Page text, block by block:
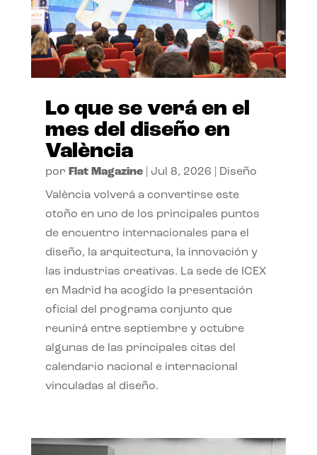
Lo que se verá en el
mes del diseño en
València
por Flat Magazine| Jul 8, 2026 Diseño
València volverá a convertirse este
otoño en uno de los principales puntos
de encuentro internacionales para el
diseño, la arquitectura, la innovación y
las industrias creativas. La sede de ICEX
en Madrid ha acogido la presentación
oficial del programa conjunto que
reunirá entre septiembre y octubre
algunas de las principales citas del
calendario nacional e internacional
vinculadas al diseño.